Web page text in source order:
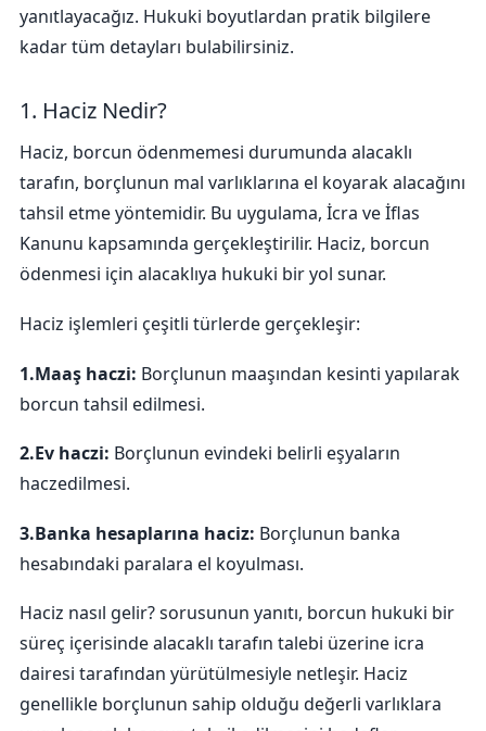
yanıtlayacağız. Hukuki boyutlardan pratik bilgilere
kadar tüm detayları bulabilirsiniz.
1. Haciz Nedir?
Haciz, borcun ödenmemesi durumunda alacaklı
tarafın, borçlunun mal varlıklarına el koyarak alacağını
tahsil etme yöntemidir. Bu uygulama, İcra ve İflas
Kanunu kapsamında gerçekleştirilir. Haciz, borcun
ödenmesi için alacaklıya hukuki bir yol sunar.
Haciz işlemleri çeşitli türlerde gerçekleşir:
1.Maaş haczi: Borçlunun maaşından kesinti yapılarak
borcun tahsil edilmesi.
2.Ev haczi: Borçlunun evindeki belirli eşyaların
haczedilmesi.
3.Banka hesaplarına haciz: Borçlunun banka
hesabındaki paralara el koyulması.
Haciz nasıl gelir? sorusunun yanıtı, borcun hukuki bir
süreç içerisinde alacaklı tarafın talebi üzerine icra
dairesi tarafından yürütülmesiyle netleşir. Haciz
genellikle borçlunun sahip olduğu değerli varlıklara